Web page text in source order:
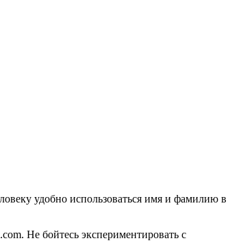
удобно использоваться имя и фамилию в
Не бойтесь экспериментировать с